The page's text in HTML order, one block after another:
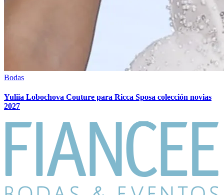
Bodas
Yuliia Lobochova Couture para Ricca Sposa colección novias
2027